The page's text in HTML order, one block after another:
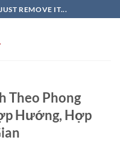
REMOVE IT...
Theo Phong
Hướng, Hợp